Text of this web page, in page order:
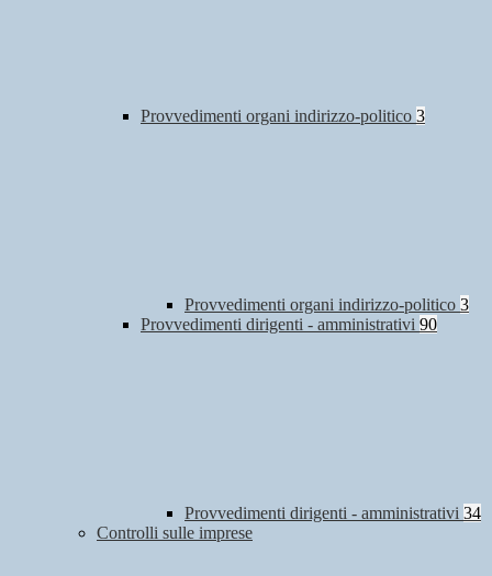
Provvedimenti organi indirizzo-politico 3
Provvedimenti organi indirizzo-politico 3
Provvedimenti dirigenti - amministrativi 90
Provvedimenti dirigenti - amministrativi 34
Controlli sulle imprese